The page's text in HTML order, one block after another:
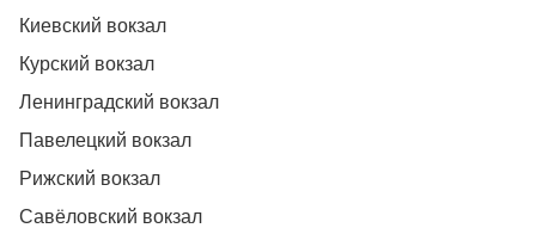
Киевский вокзал
Курский вокзал
Ленинградский вокзал
Павелецкий вокзал
Рижский вокзал
Савёловский вокзал